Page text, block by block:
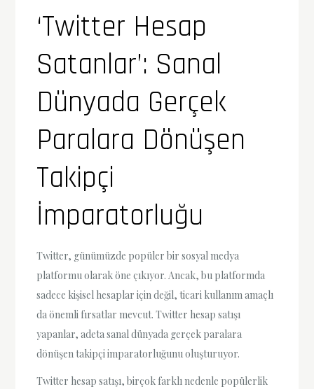
‘Twitter Hesap
Satanlar’: Sanal
Dünyada Gerçek
Paralara Dönüşen
Takipçi
İmparatorluğu
Twitter, günümüzde popüler bir sosyal medya
platformu olarak öne çıkıyor. Ancak, bu platformda
sadece kişisel hesaplar için değil, ticari kullanım amaçlı
da önemli fırsatlar mevcut. Twitter hesap satışı
yapanlar, adeta sanal dünyada gerçek paralara
dönüşen takipçi imparatorluğunu oluşturuyor.
Twitter hesap satışı, birçok farklı nedenle popülerlik